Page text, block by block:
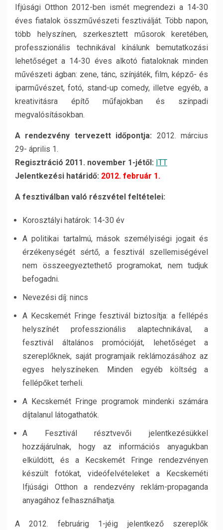
Ifjúsági Otthon 2012-ben ismét megrendezi a 14-30
éves fiatalok összművészeti fesztiválját. Több napon,
több helyszínen, szerkesztett műsorok keretében,
professzionális technikával kínálunk bemutatkozási
lehetőséget a 14-30 éves alkotó fiataloknak minden
művészeti ágban: zene, tánc, színjáték, film, képző- és
iparművészet, fotó, stand-up comedy, illetve egyéb, a
kreativitásra építő műfajokban és színpadi
megvalósításokban.
A rendezvény tervezett időpontja: 2012. március
29- április 1.
Regisztráció 2011. november 1-jétől: ITT
Jelentkezési határidő: 2012. február 1.
A fesztiválban való részvétel feltételei:
Korosztályi határok: 14-30 év
A politikai tartalmú, mások személyiségi jogait és
érzékenységét sértő, a fesztivál szellemiségével
nem összeegyeztethető programokat, nem tudjuk
befogadni.
Nevezési díj: nincs
A Kecskemét Fringe fesztivál biztosítja: a fellépés
helyszínét professzionális alaptechnikával, a
fesztivál általános promócióját, lehetőséget a
szereplőknek, saját programjaik reklámozásához az
egyes helyszíneken. Minden egyéb költség a
fellépőket terheli.
A Kecskemét Fringe programok mindenki számára
díjtalanul látogathatók.
A Fesztivál résztvevői jelentkezésükkel
hozzájárulnak, hogy az információs anyagukban
elküldött, és a Kecskemét Fringe rendezvényen
készült fotókat, videófelvételeket a Kecskeméti
Ifjúsági Otthon a rendezvény reklám-propaganda
anyagához felhasználhatja.
A 2012. februárig 1-jéig jelentkező szereplők